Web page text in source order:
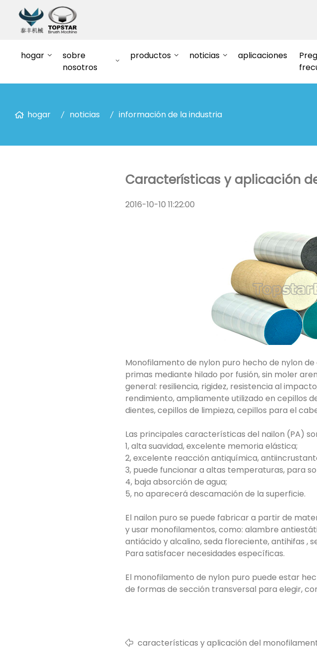
hogar
sobre
nosotros
productos noticias aplicaciones
hogar noticias información de la industria
Características y aplicación
2016-10-10 11:22:00
Monofilamento de nylon puro hecho de nylon de
primas mediante hilado por fusión, sin moler
general: resiliencia, rigidez, resistencia al
rendimiento, ampliamente utilizado en cepillos
dientes, cepillos de limpieza, cepillos para el
Las principales características del nailon (PA)
1, alta suavidad, excelente memoria elástica;
2, excelente reacción antiquímica,
3, puede funcionar a altas temperaturas, para
4, baja absorción de agua;
5, no aparecerá descamación de la superficie.
El nailon puro se puede fabricar a partir de
y usar monofilamentos, como: alambre
antiácido y alcalino, seda floreciente, antihifas ,
Para satisfacer necesidades específicas.
El monofilamento de nylon puro puede estar
de formas de sección transversal para elegir,
características y aplicación del